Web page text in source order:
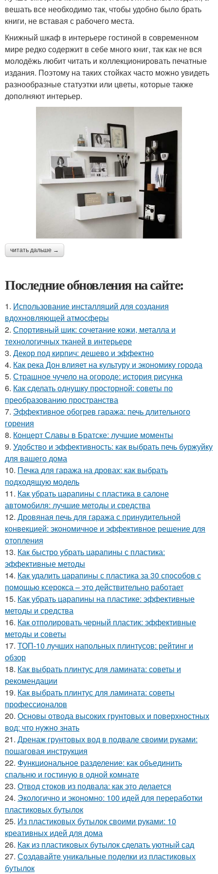
вешать все необходимо так, чтобы удобно было брать
книги, не вставая с рабочего места.
Книжный шкаф в интерьере гостиной в современном
мире редко содержит в себе много книг, так как не вся
молодёжь любит читать и коллекционировать печатные
издания. Поэтому на таких стойках часто можно увидеть
разнообразные статуэтки или цветы, которые также
дополняют интерьер.
читать дальше →
Последние обновления на сайте:
1. Использование инсталляций для создания
вдохновляющей атмосферы
2. Спортивный шик: сочетание кожи, металла и
технологичных тканей в интерьере
3. Декор под кирпич: дешево и эффектно
4. Как река Дон влияет на культуру и экономику города
5. Страшное чучело на огороде: история рисунка
6. Как сделать однушку просторной: советы по
преобразованию пространства
7. Эффективное обогрев гаража: печь длительного
горения
8. Концерт Славы в Братске: лучшие моменты
9. Удобство и эффективность: как выбрать печь буржуйку
для вашего дома
10. Печка для гаража на дровах: как выбрать
подходящую модель
11. Как убрать царапины с пластика в салоне
автомобиля: лучшие методы и средства
12. Дровяная печь для гаража с принудительной
конвекцией: экономичное и эффективное решение для
отопления
13. Как быстро убрать царапины с пластика:
эффективные методы
14. Как удалить царапины с пластика за 30 способов с
помощью ксерокса – это действительно работает
15. Как убрать царапины на пластике: эффективные
методы и средства
16. Как отполировать черный пластик: эффективные
методы и советы
17. ТОП-10 лучших напольных плинтусов: рейтинг и
обзор
18. Как выбрать плинтус для ламината: советы и
рекомендации
19. Как выбрать плинтус для ламината: советы
профессионалов
20. Основы отвода высоких грунтовых и поверхностных
вод: что нужно знать
21. Дренаж грунтовых вод в подвале своими руками:
пошаговая инструкция
22. Функциональное разделение: как объединить
спальню и гостиную в одной комнате
23. Отвод стоков из подвала: как это делается
24. Экологично и экономно: 100 идей для переработки
пластиковых бутылок
25. Из пластиковых бутылок своими руками: 10
креативных идей для дома
26. Как из пластиковых бутылок сделать уютный сад
27. Создавайте уникальные поделки из пластиковых
бутылок